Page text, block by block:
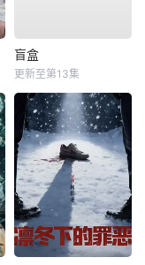
盲盒
更新至第13集